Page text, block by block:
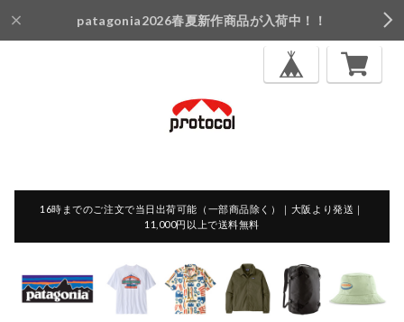
patagonia2026春夏新作商品が入荷中！！
16時までのご注文で当日出荷可能（一部商品除く）｜大阪より発送｜
11,000円以上で送料無料